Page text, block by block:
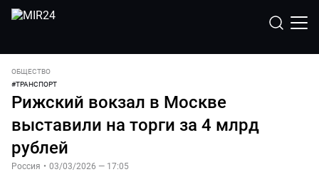
ОБЩЕСТВО
#ТРАНСПОРТ
Рижский вокзал в Москве
выставили на торги за 4 млрд
рублей
Россия • 03/03/2026 — 17:05